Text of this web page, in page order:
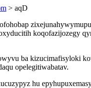
> aqD
koqofazijozegy
ba kizucimafisyloki
opelegitiwabatav.
hu